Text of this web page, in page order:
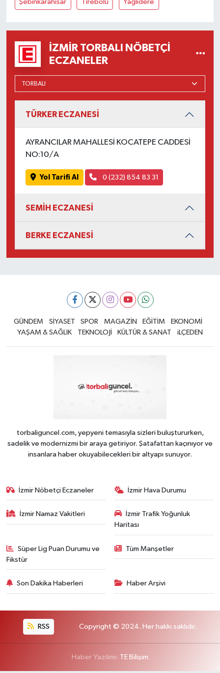
Şebinkarahisar Tirebolu Yağlıdere
İZMIR TORBALI NÖBETÇI
ECZANELER
TÜRKER ECZANESİ
AYRANCILAR MAHALLESİ KOCATEPE CADDESİ
NO:10/A
Yol Tarifi Al 0 (232) 854 83 31
SEMİH ECZANESİ
BERKE ECZANESİ
GÜNDEM SİYASET SPOR MAGAZİN EĞİTİM
EKONOMİ
YAŞAM & SAĞLIK
TEKNOLOJİ KÜLTÜR & SANAT iLÇEDEN
torbaliguncel.com, yepyeni temasıyla sizleri buluştururken,
sadelik ve modernizmi bir araya getiriyor. Şatafattan kaçınıyor ve
insanlara haber okuyabilecekleri bir altyapı sunuyor.
İzmir Nöbetçi Eczaneler İzmir Hava Durumu
İzmir Namaz Vakitleri
İzmir Trafik Yoğunluk
Haritası
Süper Lig Puan Durumu ve
Fikstür
Tüm Manşetler
Son Dakika Haberleri Haber Arşivi
RSS Copyright © 2024. Her hakkı saklıdır.
Haber Yazılımı: TE Bilişim